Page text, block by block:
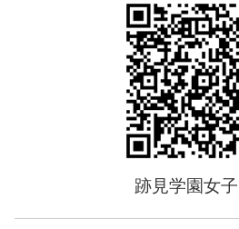
跡見学園女